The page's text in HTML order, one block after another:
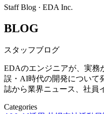
Staff Blog · EDA Inc.
BLOG
スタッフブログ
EDAのエンジニアが、実務
誤・AI時代の開発について
誌から業界ニュース、社員
Categories